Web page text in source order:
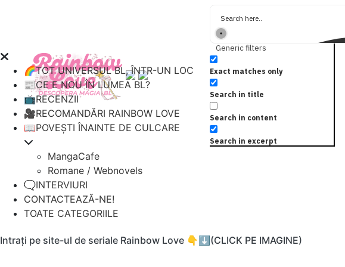
Generic filters
Exact matches only
Search in title
Search in content
Search in excerpt
🌈TOT UNIVERSUL BL, ÎNTR-UN LOC
📰CE E NOU ÎN LUMEA BL?
📺RECENZII
🎥RECOMANDĂRI RAINBOW LOVE
📖POVEȘTI ÎNAINTE DE CULCARE
MangaCafe
Romane / Webnovels
🗨️INTERVIURI
CONTACTEAZĂ-NE!
TOATE CATEGORIILE
Intrați pe site-ul de seriale Rainbow Love 👇⬇️(CLICK PE IMAGINE)